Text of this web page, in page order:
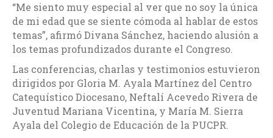
“Me siento muy especial al ver que no soy la única
de mi edad que se siente cómoda al hablar de estos
temas”, afirmó Divana Sánchez, haciendo alusión a
los temas profundizados durante el Congreso.
Las conferencias, charlas y testimonios estuvieron
dirigidos por Gloria M. Ayala Martínez del Centro
Catequístico Diocesano, Neftalí Acevedo Rivera de
Juventud Mariana Vicentina, y María M. Sierra
Ayala del Colegio de Educación de la PUCPR.